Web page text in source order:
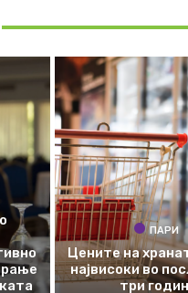
ПАРИ
Цените на
највисоки во
три